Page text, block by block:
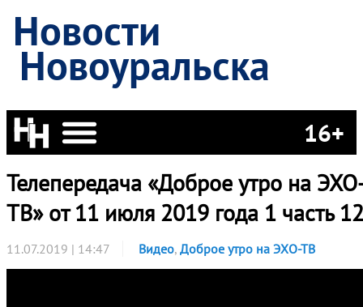
Новости
Новоуральска
16+
Телепередача «Доброе утро на
ТВ» от 11 июля 2019 года 1 часть
11.07.2019 | 14:47 Видео, Доброе утро на ЭХО-ТВ